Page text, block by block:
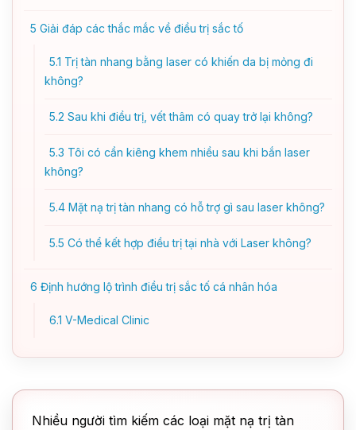
5 Giải đáp các thắc mắc về điều trị sắc tố
5.1 Trị tàn nhang bằng laser có khiến da bị mỏng đi
không?
5.2 Sau khi điều trị, vết thâm có quay trở lại không?
5.3 Tôi có cần kiêng khem nhiều sau khi bắn laser
không?
5.4 Mặt nạ trị tàn nhang có hỗ trợ gì sau laser không?
5.5 Có thể kết hợp điều trị tại nhà với Laser không?
6 Định hướng lộ trình điều trị sắc tố cá nhân hóa
6.1 V-Medical Clinic
Nhiều người tìm kiếm các loại mặt nạ trị tàn